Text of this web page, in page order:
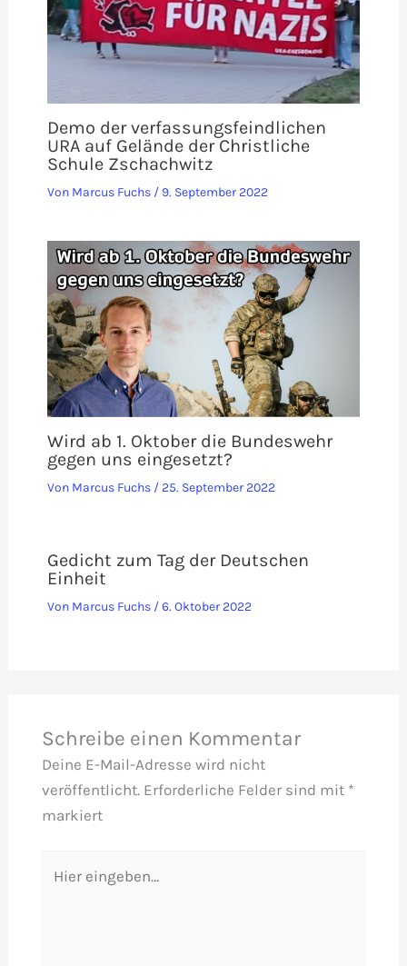
Demo der verfassungsfeindlichen
URA auf Gelände der Christliche
Schule Zschachwitz
Von Marcus Fuchs / 9. September 2022
Wird ab 1. Oktober die Bundeswehr
gegen uns eingesetzt?
Von Marcus Fuchs / 25. September 2022
Gedicht zum Tag der Deutschen
Einheit
Von Marcus Fuchs /6. Oktober 2022
Schreibe einen Kommentar
Deine E-Mail-Adresse wird nicht
veröffentlicht. Erforderliche Felder sind mit *
markiert
eingeben…